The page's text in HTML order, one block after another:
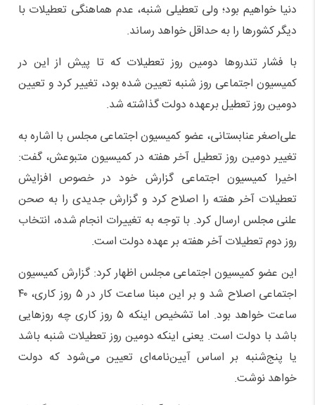
دنیا خواهیم ‌بود؛ ولی تعطیلی شنبه، عدم هماهنگی تعطیلات با
دیگر کشورها را به حداقل خواهد رساند.
با فشار تندروها دومین روز تعطیلات که تا پیش از این در
کمیسیون اجتماعی روز شنبه تعیین شده بود، تغییر کرد و تعیین
دومین روز تعطیل‌ برعهده دولت گذاشته شد.
علی‌اصغر عنابستانی، عضو کمیسیون اجتماعی مجلس با اشاره به
تغییر دومین روز تعطیل‌ آخر هفته در کمیسیون متبوعش، گفت:
اخیرا کمیسیون اجتماعی گزارش خود در خصوص افزایش
تعطیلات آخر هفته را اصلاح کرد و گزارش جدیدی را به صحن
علنی مجلس ارسال کرد. با توجه به تغییرات انجام شده، انتخاب
روز دوم تعطیلات آخر هفته بر عهده دولت است.
این عضو کمیسیون اجتماعی مجلس اظهار کرد: گزارش کمیسیون
اجتماعی اصلاح شد و بر این مبنا ساعت کار در ۵ روز کاری، ۴۰
ساعت خواهد بود. اما تشخیص اینکه ۵ روز کاری چه روزهایی
باشد با دولت است. یعنی اینکه دومین روز تعطیلات شنبه باشد
یا پنج‌شنبه بر اساس آیین‌نامه‌ای تعیین می‌شود که دولت
خواهد نوشت.